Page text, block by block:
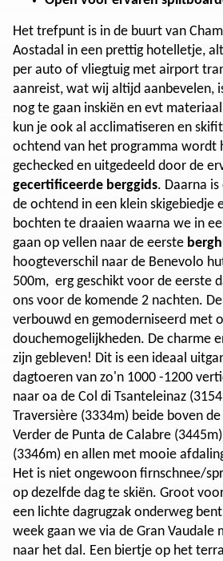
Het trefpunt is in de buurt van
Aostadal in een prettig hotelletje,
per auto of vliegtuig met airport
aanreist, wat wij altijd aanbevelen,
nog te gaan inskiën en evt
kun je ook al acclimatiseren en
ochtend van het programma wordt
gechecked en uitgedeeld door de
gecertificeerde berggids. Daarna
de ochtend in een klein skigebiedje
bochten te draaien waarna we in
gaan op vellen naar de eerste
hoogteverschil naar de Benevolo
500m, erg geschikt voor de eerste
ons voor de komende 2 nachten.
verbouwd en gemoderniseerd met
douchemogelijkheden. De charme
zijn gebleven! Dit is een ideaal
dagtoeren van zo'n 1000 -1200
naar oa de Col di Tsanteleinaz
Traversière (3334m) beide boven
Verder de Punta de Calabre
(3346m) en allen met mooie
Het is niet ongewoon firnschnee/
op dezelfde dag te skiën. Groot
een lichte dagrugzak onderweg
week gaan we via de Gran Vaudale
naar het dal. Een biertje op het